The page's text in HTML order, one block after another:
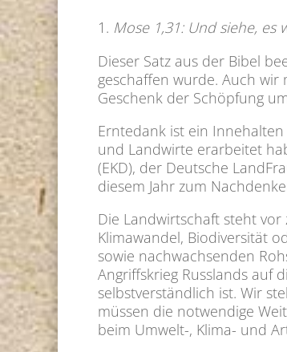
Mose 1,31: Und siehe, es
Dieser Satz aus der Bibel
geschaffen wurde. Auch
Geschenk der Schöpfung
Erntedank ist ein
und Landwirte erarbeitet
(EKD), der Deutsche
diesem Jahr zum
Die Landwirtschaft steht
Klimawandel, Biodiversität
sowie nachwachsenden
Angriffskrieg Russlands auf
selbstverständlich ist. Wir
müssen die notwendige
beim Umwelt-, Klima- und